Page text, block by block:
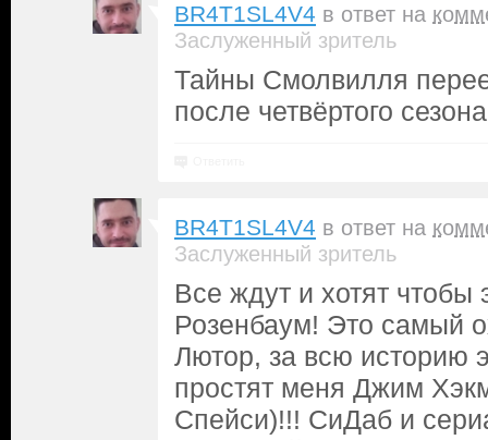
BR4T1SL4V4 в ответ на
Заслуженный зритель
Тайны Смолвилля
после четвёртого сезона
BR4T1SL4V4 в ответ на
Заслуженный зритель
Все ждут и хотят
Розенбаум! Это самый
Лютор, за всю историю
простят меня Джим
Спейси)!!! СиДаб и